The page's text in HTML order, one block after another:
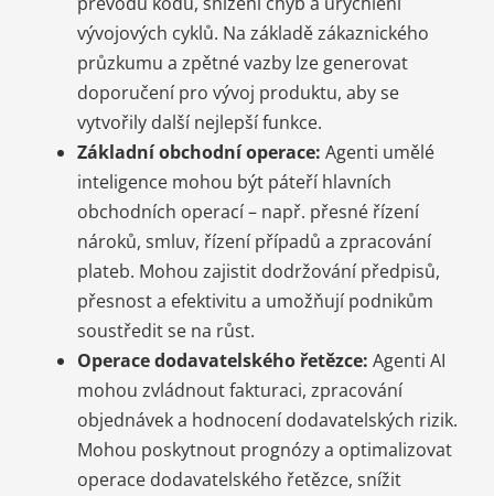
vývojových cyklů. Na základě zákaznického
průzkumu a zpětné vazby lze generovat
doporučení pro vývoj produktu, aby se
vytvořily další nejlepší funkce.
Základní obchodní operace: Agenti umělé
inteligence mohou být páteří hlavních
obchodních operací – např. přesné řízení
nároků, smluv, řízení případů a zpracování
plateb. Mohou zajistit dodržování předpisů,
přesnost a efektivitu a umožňují podnikům
soustředit se na růst.
Operace dodavatelského řetězce: Agenti AI
mohou zvládnout fakturaci, zpracování
objednávek a hodnocení dodavatelských rizik.
Mohou poskytnout prognózy a optimalizovat
operace dodavatelského řetězce, snížit